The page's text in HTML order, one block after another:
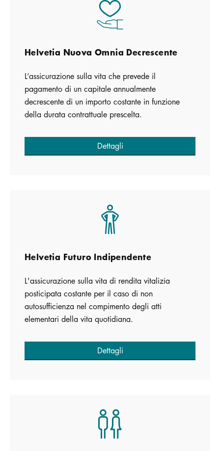
Helvetia Nuova Omnia Decrescente
L’assicurazione sulla vita che prevede il
pagamento di un capitale annualmente
decrescente di un importo costante in funzione
della durata contrattuale prescelta.
Dettagli
Helvetia Futuro Indipendente
L'assicurazione sulla vita di rendita vitalizia
posticipata costante per il caso di non
autosufficienza nel compimento degli atti
elementari della vita quotidiana.
Dettagli